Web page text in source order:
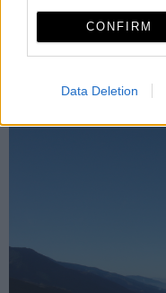
CONFIRM
Data Deletion